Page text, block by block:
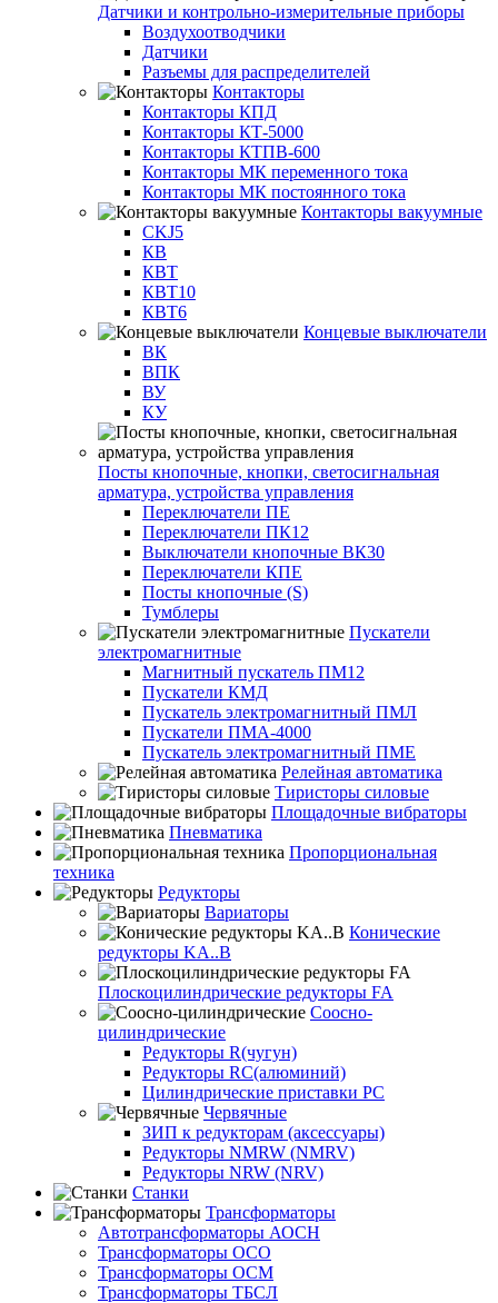
Датчики и контрольно-измерительные приборы
Воздухоотводчики
Датчики
Разъемы для распределителей
Контакторы
Контакторы КПД
Контакторы КТ-5000
Контакторы КТПВ-600
Контакторы МК переменного тока
Контакторы МК постоянного тока
Контакторы вакуумные
CKJ5
КВ
КВТ
КВТ10
КВТ6
Концевые выключатели
ВК
ВПК
ВУ
КУ
Посты кнопочные, кнопки, светосигнальная
арматура, устройства управления
Переключатели ПЕ
Переключатели ПК12
Выключатели кнопочные ВК30
Переключатели КПЕ
Посты кнопочные (S)
Тумблеры
Пускатели
электромагнитные
Магнитный пускатель ПМ12
Пускатели КМД
Пускатель электромагнитный ПМЛ
Пускатели ПМА-4000
Пускатель электромагнитный ПМЕ
Релейная автоматика
Тиристоры силовые
Площадочные вибраторы
Пневматика
Пропорциональная
техника
Редукторы
Вариаторы
Конические
редукторы KA..B
Плоскоцилиндрические редукторы FA
Соосно-
цилиндрические
Редукторы R(чугун)
Редукторы RC(алюминий)
Цилиндрические приставки PC
Червячные
ЗИП к редукторам (аксессуары)
Редукторы NMRW (NMRV)
Редукторы NRW (NRV)
Станки
Трансформаторы
Автотрансформаторы АОСН
Трансформаторы ОСО
Трансформаторы ОСМ
Трансформаторы ТБСЛ